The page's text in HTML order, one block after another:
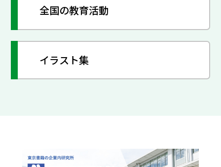
全国の教育活動
イラスト集